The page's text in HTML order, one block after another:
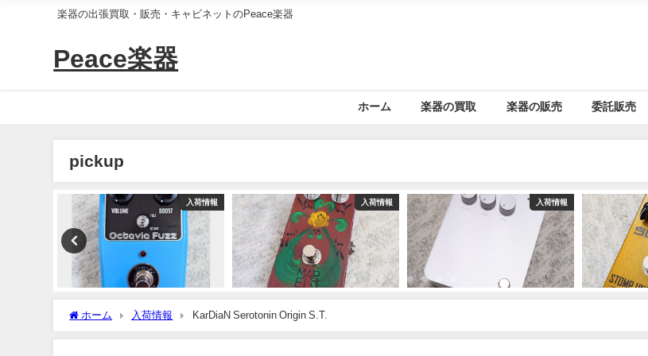
楽器の出張買取・販売・キャビネットのPeace楽器
Peace楽器
ホーム 楽器の買取 楽器の販売 委託販売
pickup
入荷情報 入荷情報 入荷情報
ホーム 入荷情報 KarDiaN Serotonin Origin S.T.